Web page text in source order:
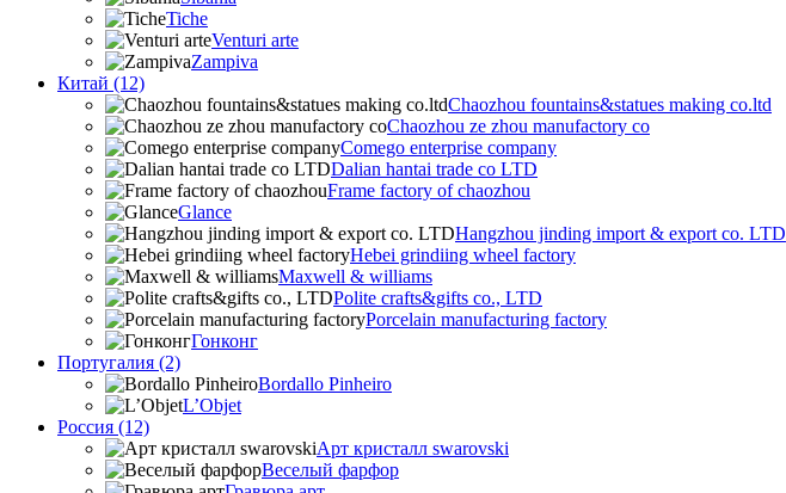
Tiche
Venturi arte
Zampiva
Китай (12)
Chaozhou fountains&statues making co.ltd
Chaozhou ze zhou manufactory co
Comego enterprise company
Dalian hantai trade co LTD
Frame factory of chaozhou
Glance
Hangzhou jinding import & export co. LTD
Hebei grindiing wheel factory
Maxwell & williams
Polite crafts&gifts co., LTD
Porcelain manufacturing factory
Гонконг
Португалия (2)
Bordallo Pinheiro
L’Objet
Россия (12)
Арт кристалл swarovski
Веселый фарфор